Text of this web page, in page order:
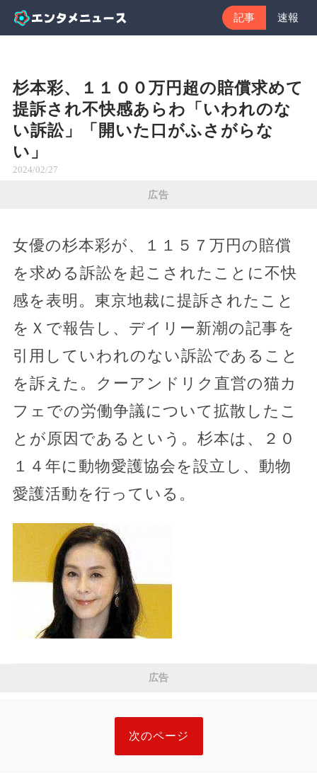
記事 速報
杉本彩、１１００万円超の賠償求めて
提訴され不快感あらわ「いわれのな
い訴訟」「開いた口がふさがらな
い」
2024/02/27
広告
女優の杉本彩が、１１５７万円の賠償
を求める訴訟を起こされたことに不快
感を表明。東京地裁に提訴されたこと
をＸで報告し、デイリー新潮の記事を
引用していわれのない訴訟であること
を訴えた。クーアンドリク直営の猫カ
フェでの労働争議について拡散したこ
とが原因であるという。杉本は、２０
１４年に動物愛護協会を設立し、動物
愛護活動を行っている。
広告
次のページ